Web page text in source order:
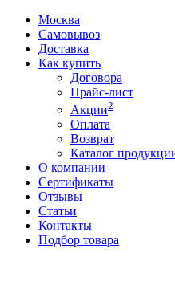
Москва
Самовывоз
Доставка
Как купить
Договора
Прайс-лист
Акции2
Оплата
Возврат
Каталог
О компании
Сертификаты
Отзывы
Статьи
Контакты
Подбор товара